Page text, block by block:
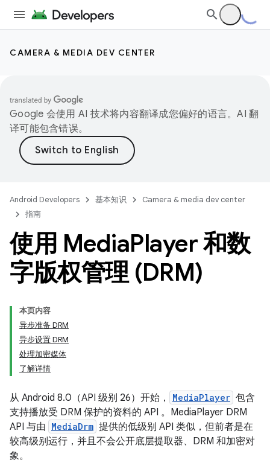
CAMERA & MEDIA DEV CENTER
Google 会使用 AI 技术将内容翻译成您偏好的语言。AI 翻
译可能包含错误。
Android Developers 基本知识
Camera & media dev center
指南
使用 MediaPlayer 和数
字版权管理 (DRM)
本页内容
异步准备 DRM
异步设置 DRM
处理加密媒体
了解详情
从 Android 8.0（API 级别 26）开始， MediaPlayer 包含
支持播放受 DRM 保护的资料的 API 。MediaPlayer DRM
API 与由 MediaDrm 提供的低级别 API 类似，但前者是在
较高级别运行，并且不会公开底层提取器、DRM 和加密对
象。